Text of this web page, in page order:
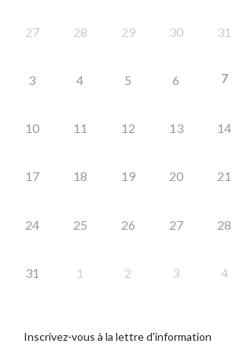
27 28 29 30 31
3 4 5 6 7
10 11 12 13 14
17 18 19 20 21
24 25 26 27 28
31 1 2 3 4
Inscrivez-vous à la lettre d'information